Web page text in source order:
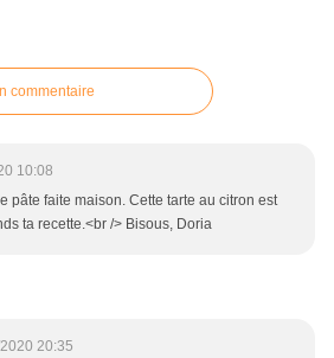
commentaire
10:08
pâte faite maison. Cette tarte au citron est
ta recette.<br /> Bisous, Doria
20:35